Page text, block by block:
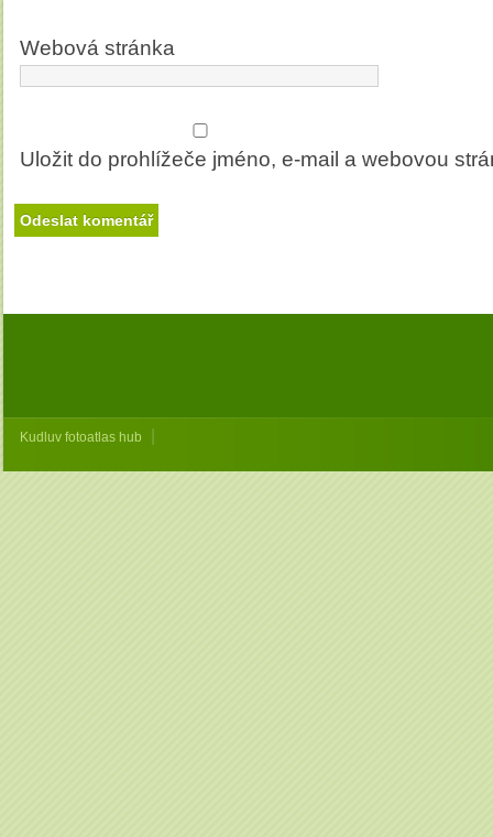
Webová stránka
Uložit do prohlížeče jméno, e-mail a webovou
Kudluv fotoatlas hub